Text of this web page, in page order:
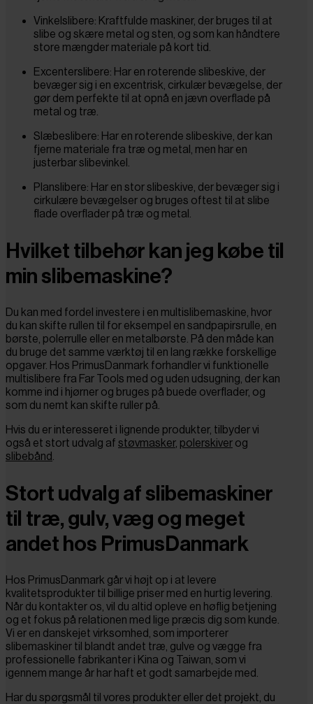
Vinkelslibere: Kraftfulde maskiner, der bruges til at
slibe og skære metal og sten, og som kan håndtere
store mængder materiale på kort tid.
Excenterslibere: Har en roterende slibeskive, der
bevæger sig i en excentrisk, cirkulær bevægelse, der
gør dem perfekte til at opnå en jævn overflade på
metal og træ.
Slæbeslibere: Har en roterende slibeskive, der kan
fjerne materiale fra træ og metal, men har en
justerbar slibevinkel.
Planslibere: Har en stor slibeskive, der bevæger sig i
cirkulære bevægelser og bruges oftest til at slibe
flade overflader på træ og metal.
Hvilket tilbehør kan jeg købe til
min slibemaskine?
Du kan med fordel investere i en multislibemaskine, hvor
du kan skifte rullen til for eksempel en sandpapirsrulle, en
børste, polerrulle eller en metalbørste. På den måde kan
du bruge det samme værktøj til en lang række forskellige
opgaver. Hos PrimusDanmark forhandler vi funktionelle
multislibere fra Far Tools med og uden udsugning, der kan
komme ind i hjørner og bruges på buede overflader, og
som du nemt kan skifte ruller på.
Hvis du er interesseret i lignende produkter, tilbyder vi
også et stort udvalg af støvmasker, polerskiver og
slibebånd
Stort udvalg af slibemaskiner
til træ, gulv, væg og meget
andet hos PrimusDanmark
Hos PrimusDanmark går vi højt op i at levere
kvalitetsprodukter til billige priser med en hurtig levering.
Når du kontakter os, vil du altid opleve en høflig betjening
og et fokus på relationen med lige præcis dig som kunde.
Vi er en danskejet virksomhed, som importerer
slibemaskiner til blandt andet træ, gulve og vægge fra
professionelle fabrikanter i Kina og Taiwan, som vi
igennem mange år har haft et godt samarbejde med.
Har du spørgsmål til vores produkter eller det projekt, du